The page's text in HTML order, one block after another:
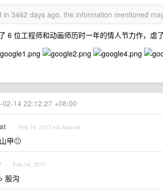
in 3462 days ago, the information mentioned
6 位工程师和动画师历时一年的情人节力作，虐
02-14 22:12:27 +08:00
Feb 14, 2017 via Android
甲🙁
Feb 14, 2017
股沟